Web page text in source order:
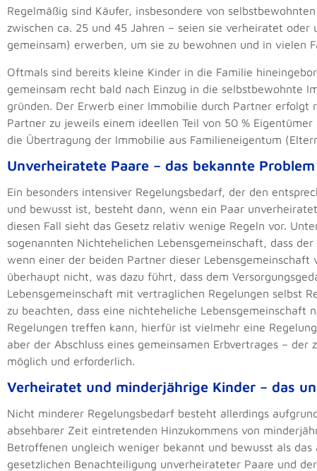
Regelmäßig sind Käufer, insbesondere von
zwischen ca. 25 und 45 Jahren – seien sie verheiratet
gemeinsam) erwerben, um sie zu bewohnen und in vielen
Oftmals sind bereits kleine Kinder in die Familie
gemeinsam recht bald nach Einzug in die selbstbewohnte
gründen. Der Erwerb einer Immobilie durch Partner erfolgt
Partner zu jeweils einem ideellen Teil von 50 %
die Übertragung der Immobilie aus Familieneigentum
Unverheiratete Paare – das bekannte Problem
Ein besonders intensiver Regelungsbedarf, der den
und bewusst ist, besteht dann, wenn ein Paar
diesen Fall sieht das Gesetz relativ wenige Regeln vor.
sogenannten Nichtehelichen Lebensgemeinschaft, dass
wenn einer der beiden Partner dieser Lebensgemeinschaft
überhaupt nicht, was dazu führt, dass dem
Lebensgemeinschaft mit vertraglichen Regelungen selbst
zu beachten, dass eine nichteheliche Lebensgemeinschaft
Regelungen treffen kann, hierfür ist vielmehr eine
aber der Abschluss eines gemeinsamen Erbvertrages –
möglich und erforderlich.
Verheiratet und minderjährige Kinder – das
Nicht minderer Regelungsbedarf besteht allerdings
absehbarer Zeit eintretenden Hinzukommens von
Betroffenen ungleich weniger bekannt und bewusst als
gesetzlichen Benachteiligung unverheirateter Paare und